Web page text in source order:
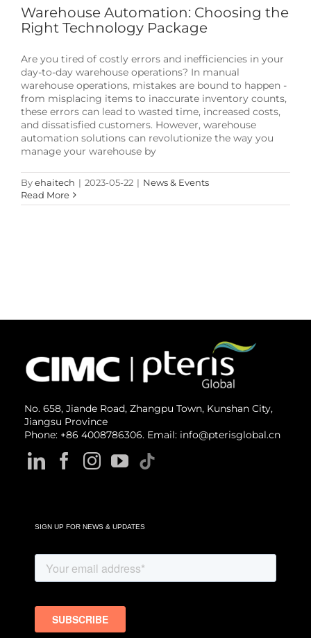
Warehouse Automation: Choosing the
Right Technology Package
Are you tired of costly errors and inefficiencies in your
day-to-day warehouse operations? In manual
warehouse operations, mistakes are bound to happen -
from misplacing items to inaccurate inventory counts,
these errors can lead to wasted time, increased costs,
and dissatisfied customers. However, warehouse
automation solutions can revolutionize the way you
manage your warehouse by
Byehaitech | 2023-05-22 | News & Events
Read More
No. 658, Jiande Road, Zhangpu Town, Kunshan City,
Jiangsu Province
Phone: +86 4008786306. Email: info@pterisglobal.cn
SIGN UP FOR NEWS & UPDATES